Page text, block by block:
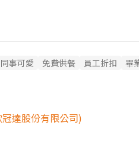
同事可愛 免費供餐 員工折扣 畢
達股份有限公司)